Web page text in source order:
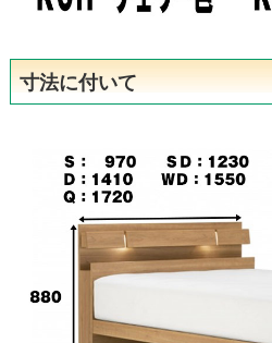
寸法に付いて